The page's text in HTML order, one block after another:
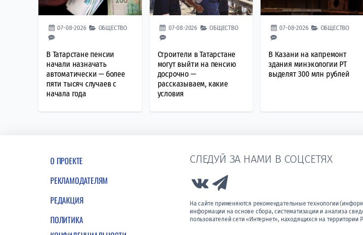
07-08-2026 ОБЩЕСТВО
В Татарстане пенсии
начали назначать
автоматически — более
пяти тысяч случаев с
начала года
07-08-2026 ОБЩЕСТВО
Строители в Татарстане
могут выйти на пенсию
досрочно —
рассказываем, какие
условия
07-08-2026 ОБЩЕСТВО
В Казани на капремонт
здания минэкологии РТ
выделят 300 млн рублей
О ПРОЕКТЕ
РЕКЛАМОДАТЕЛЯМ
РЕДАКЦИЯ
ПОЛИТИКА
СЛЕДУЙ ЗА НАМИ В СОЦСЕТЯХ
Link to Vk
На сайте применяются рекомендательные технологии
информации на основе сбора, систематизации и анализа
пользователей сети «Интернет», находящихся на территории